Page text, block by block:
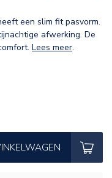
een slim fit pasvorm.
afwerking. De
Lees meer.